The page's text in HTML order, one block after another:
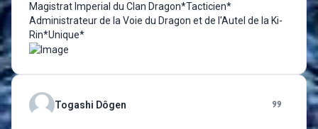
Magistrat Imperial du Clan Dragon*Tacticien*
Administrateur de la Voie du Dragon et de l'Autel de la Ki-
Rin*Unique*
Togashi Dôgen